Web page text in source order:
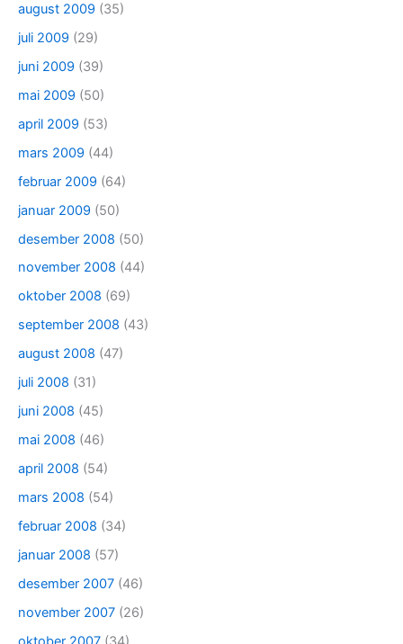
august 2009 (35)
juli 2009 (29)
juni 2009 (39)
mai 2009 (50)
april 2009 (53)
mars 2009 (44)
februar 2009 (64)
januar 2009 (50)
desember 2008 (50)
november 2008 (44)
oktober 2008 (69)
september 2008 (43)
august 2008 (47)
juli 2008 (31)
juni 2008 (45)
mai 2008 (46)
april 2008 (54)
mars 2008 (54)
februar 2008 (34)
januar 2008 (57)
desember 2007 (46)
november 2007 (26)